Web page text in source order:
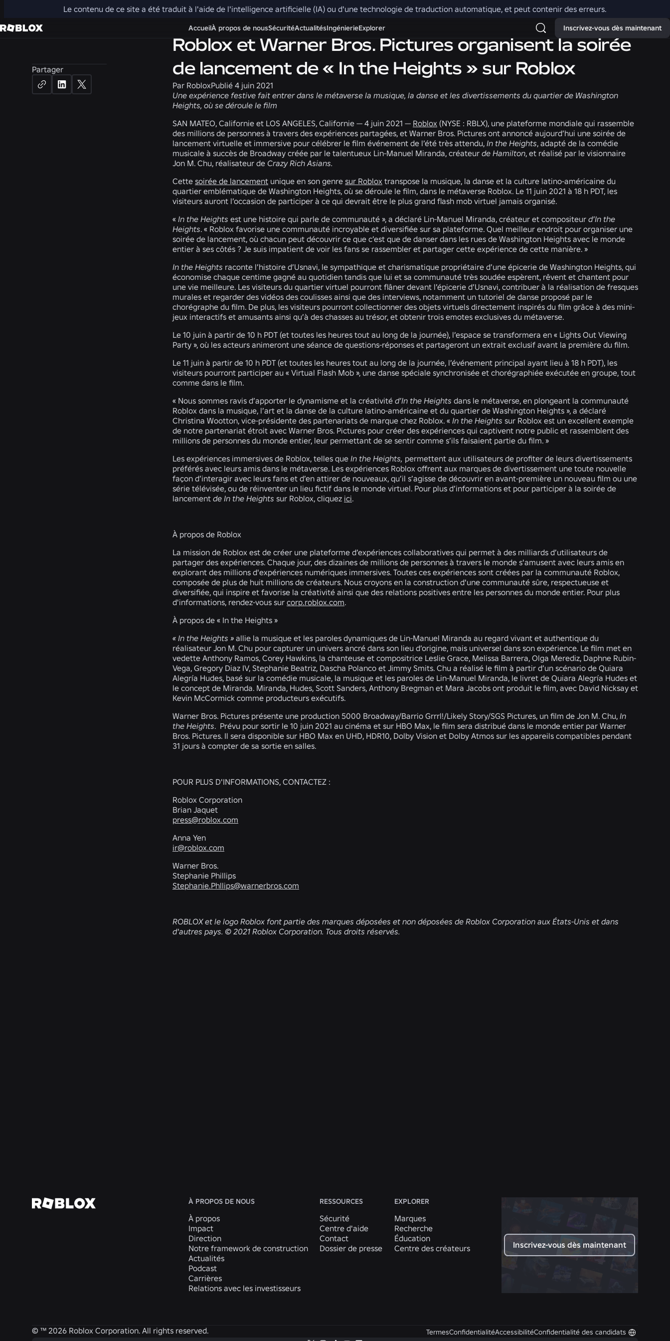
Le contenu de ce site a été traduit à l'aide de l'intelligence artificielle (IA) ou d'une technologie de traduction automatique, et peut contenir des erreurs.
AccueilÀ propos de nousSécuritéActualitésIngénierieExplorer Inscrivez-vous dès maintenant
Partager
Actualités
Roblox et Warner Bros. Pictures organisent la soirée
de lancement de « In the Heights » sur Roblox
Par RobloxPublié 4 juin 2021
Une expérience festive fait entrer dans le métaverse la musique, la danse et les divertissements du quartier de Washington
Heights, où se déroule le film
SAN MATEO, Californie et LOS ANGELES, Californie — 4 juin 2021 — Roblox (NYSE : RBLX), une plateforme mondiale qui rassemble
des millions de personnes à travers des expériences partagées, et Warner Bros. Pictures ont annoncé aujourd’hui une soirée de
lancement virtuelle et immersive pour célébrer le film événement de l’été très attendu, In the Heights, adapté de la comédie
musicale à succès de Broadway créée par le talentueux Lin-Manuel Miranda, créateur de Hamilton, et réalisé par le visionnaire
Jon M. Chu, réalisateur de Crazy Rich Asians.
Cette soirée de lancement unique en son genre sur Roblox transpose la musique, la danse et la culture latino-américaine du
quartier emblématique de Washington Heights, où se déroule le film, dans le métaverse Roblox. Le 11 juin 2021 à 18 h PDT, les
visiteurs auront l’occasion de participer à ce qui devrait être le plus grand flash mob virtuel jamais organisé.
« In the Heights est une histoire qui parle de communauté », a déclaré Lin-Manuel Miranda, créateur et compositeur d’In the
Heights. « Roblox favorise une communauté incroyable et diversifiée sur sa plateforme. Quel meilleur endroit pour organiser une
soirée de lancement, où chacun peut découvrir ce que c’est que de danser dans les rues de Washington Heights avec le monde
entier à ses côtés ? Je suis impatient de voir les fans se rassembler et partager cette expérience de cette manière. »
In the Heights raconte l’histoire d’Usnavi, le sympathique et charismatique propriétaire d’une épicerie de Washington Heights, qui
économise chaque centime gagné au quotidien tandis que lui et sa communauté très soudée espèrent, rêvent et chantent pour
une vie meilleure. Les visiteurs du quartier virtuel pourront flâner devant l’épicerie d’Usnavi, contribuer à la réalisation de fresques
murales et regarder des vidéos des coulisses ainsi que des interviews, notamment un tutoriel de danse proposé par le
chorégraphe du film. De plus, les visiteurs pourront collectionner des objets virtuels directement inspirés du film grâce à des mini-
jeux interactifs et amusants ainsi qu’à des chasses au trésor, et obtenir trois emotes exclusives du métaverse.
Le 10 juin à partir de 10 h PDT (et toutes les heures tout au long de la journée), l’espace se transformera en « Lights Out Viewing
Party », où les acteurs animeront une séance de questions-réponses et partageront un extrait exclusif avant la première du film.
Le 11 juin à partir de 10 h PDT (et toutes les heures tout au long de la journée, l’événement principal ayant lieu à 18 h PDT), les
visiteurs pourront participer au « Virtual Flash Mob », une danse spéciale synchronisée et chorégraphiée exécutée en groupe, tout
comme dans le film.
« Nous sommes ravis d’apporter le dynamisme et la créativité d’In the Heights dans le métaverse, en plongeant la communauté
Roblox dans la musique, l’art et la danse de la culture latino-américaine et du quartier de Washington Heights », a déclaré
Christina Wootton, vice-présidente des partenariats de marque chez Roblox. « In the Heights sur Roblox est un excellent exemple
de notre partenariat étroit avec Warner Bros. Pictures pour créer des expériences qui captivent notre public et rassemblent des
millions de personnes du monde entier, leur permettant de se sentir comme s’ils faisaient partie du film. »
Les expériences immersives de Roblox, telles que In the Heights, permettent aux utilisateurs de profiter de leurs divertissements
préférés avec leurs amis dans le métaverse. Les expériences Roblox offrent aux marques de divertissement une toute nouvelle
façon d’interagir avec leurs fans et d’en attirer de nouveaux, qu’il s’agisse de découvrir en avant-première un nouveau film ou une
série télévisée, ou de réinventer un lieu fictif dans le monde virtuel. Pour plus d’informations et pour participer à la soirée de
lancement de In the Heights sur Roblox, cliquez ici.
À propos de Roblox
La mission de Roblox est de créer une plateforme d’expériences collaboratives qui permet à des milliards d’utilisateurs de
partager des expériences. Chaque jour, des dizaines de millions de personnes à travers le monde s'amusent avec leurs amis en
explorant des millions d'expériences numériques immersives. Toutes ces expériences sont créées par la communauté Roblox,
composée de plus de huit millions de créateurs. Nous croyons en la construction d'une communauté sûre, respectueuse et
diversifiée, qui inspire et favorise la créativité ainsi que des relations positives entre les personnes du monde entier. Pour plus
d'informations, rendez-vous sur corp.roblox.com.
À propos de « In the Heights »
« In the Heights » allie la musique et les paroles dynamiques de Lin-Manuel Miranda au regard vivant et authentique du
réalisateur Jon M. Chu pour capturer un univers ancré dans son lieu d’origine, mais universel dans son expérience. Le film met en
vedette Anthony Ramos, Corey Hawkins, la chanteuse et compositrice Leslie Grace, Melissa Barrera, Olga Merediz, Daphne Rubin-
Vega, Gregory Diaz IV, Stephanie Beatriz, Dascha Polanco et Jimmy Smits. Chu a réalisé le film à partir d’un scénario de Quiara
Alegría Hudes, basé sur la comédie musicale, la musique et les paroles de Lin-Manuel Miranda, le livret de Quiara Alegría Hudes et
le concept de Miranda. Miranda, Hudes, Scott Sanders, Anthony Bregman et Mara Jacobs ont produit le film, avec David Nicksay et
Kevin McCormick comme producteurs exécutifs.
Warner Bros. Pictures présente une production 5000 Broadway/Barrio Grrrl!/Likely Story/SGS Pictures, un film de Jon M. Chu, In
the Heights. Prévu pour sortir le 10 juin 2021 au cinéma et sur HBO Max, le film sera distribué dans le monde entier par Warner
Bros. Pictures. Il sera disponible sur HBO Max en UHD, HDR10, Dolby Vision et Dolby Atmos sur les appareils compatibles pendant
31 jours à compter de sa sortie en salles.
POUR PLUS D'INFORMATIONS, CONTACTEZ :
Roblox Corporation
Brian Jaquet
press@roblox.com
Anna Yen
ir@roblox.com
Warner Bros.
Stephanie Phillips
Stephanie.Phllips@warnerbros.com
ROBLOX et le logo Roblox font partie des marques déposées et non déposées de Roblox Corporation aux États-Unis et dans
d'autres pays. © 2021 Roblox Corporation. Tous droits réservés.
À PROPOS DE NOUS
À propos
Impact
Direction
Notre framework de construction
Actualités
Podcast
Carrières
Relations avec les investisseurs
RESSOURCES
Sécurité
Centre d'aide
Contact
Dossier de presse
EXPLORER
Marques
Recherche
Éducation
Centre des créateurs
Inscrivez-vous dès maintenant
© ™ 2026 Roblox Corporation. All rights reserved. TermesConfidentialitéAccessibilitéConfidentialité des candidats